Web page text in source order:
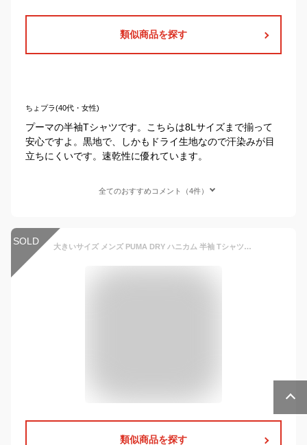
類似商品を探す
ちょプラ(40代・女性)
プーマの半袖Tシャツです。こちらは8Lサイズまで揃って
安心ですよ。黒地で、しかもドライ生地なので汗染みが目
立ちにくいです。速乾性に優れています。
全てのおすすめコメント（4件）
SOLD 大きいサイズ メンズ PUMA DRY ハニカム 半袖 Tシャツ（メーカー取寄）プーマ ドライ 3L 4L 5L 6L 8L 吸水速乾 DRY 吸汗 メンズ UVカット ポリエステル メッシュ tシャツ スポーツ トレーニング ジム 送料無料 大きい サイズ キングサイズ ビッグサイズ デビルーズ
類似商品を探す